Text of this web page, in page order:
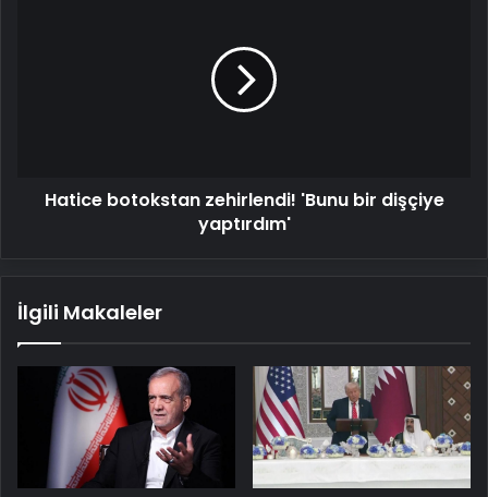
Hatice botokstan zehirlendi! 'Bunu bir dişçiye
yaptırdım'
İlgili Makaleler